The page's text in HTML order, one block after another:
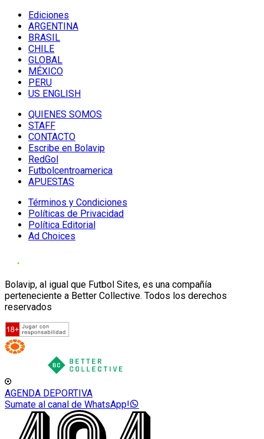
Ediciones
ARGENTINA
BRASIL
CHILE
GLOBAL
MÉXICO
PERU
US ENGLISH
QUIENES SOMOS
STAFF
CONTACTO
Escribe en Bolavip
RedGol
Futbolcentroamerica
APUESTAS
Términos y Condiciones
Políticas de Privacidad
Política Editorial
Ad Choices
Bolavip, al igual que Futbol Sites, es una compañía
perteneciente a Better Collective. Todos los derechos
reservados
AGENDA DEPORTIVA
Sumate al canal de WhatsApp!